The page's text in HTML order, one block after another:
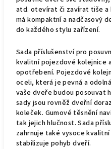
atd. otevírat či zavírat tiše a
má kompaktní a nadčasový
do každého stylu zařízení.
Sada příslušenství pro
kvalitní pojezdové kolejnice
opotřebení. Pojezdové
oceli, která je pevná a
vaše dveře budou posouvat
sady jsou rovněž dveřní
koleček. Gumové těsnění
tak jejich hlučnost. Sada
zahrnuje také vysoce
stabilizuje pohyb dveří.